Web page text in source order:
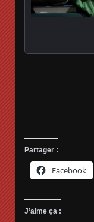
Partager :
Facebook
J’aime ça :